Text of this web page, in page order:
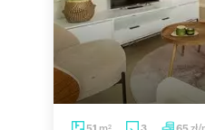
51 m2 3 65 zł/